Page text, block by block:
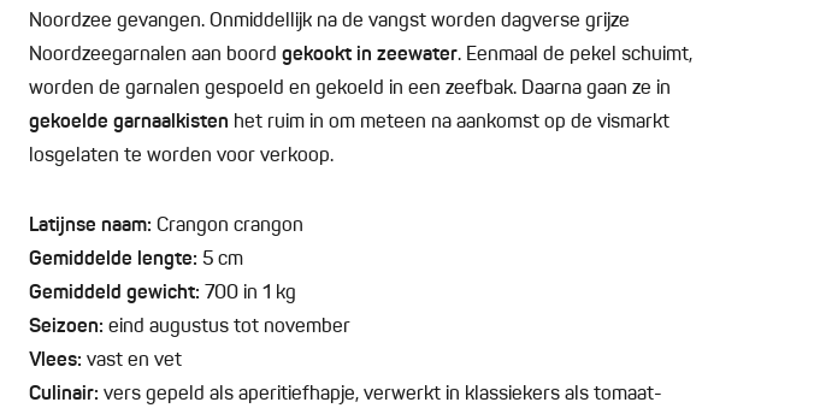
Noordzee gevangen. Onmiddellijk na de vangst worden dagverse grijze
Noordzeegarnalen aan boord gekookt in zeewater. Eenmaal de pekel schuimt,
worden de garnalen gespoeld en gekoeld in een zeefbak. Daarna gaan ze in
gekoelde garnaalkisten het ruim in om meteen na aankomst op de vismarkt
losgelaten te worden voor verkoop.
Latijnse naam: Crangon crangon
Gemiddelde lengte: 5 cm
Gemiddeld gewicht: 700 in 1 kg
Seizoen: eind augustus tot november
Vlees: vast en vet
Culinair: vers gepeld als aperitiefhapje, verwerkt in klassiekers als tomaat-